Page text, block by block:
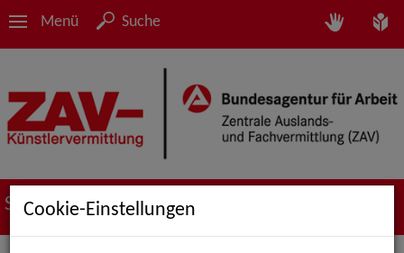
Menü Suche
Suche nach Künstler*innen
Cookie-Einstellungen